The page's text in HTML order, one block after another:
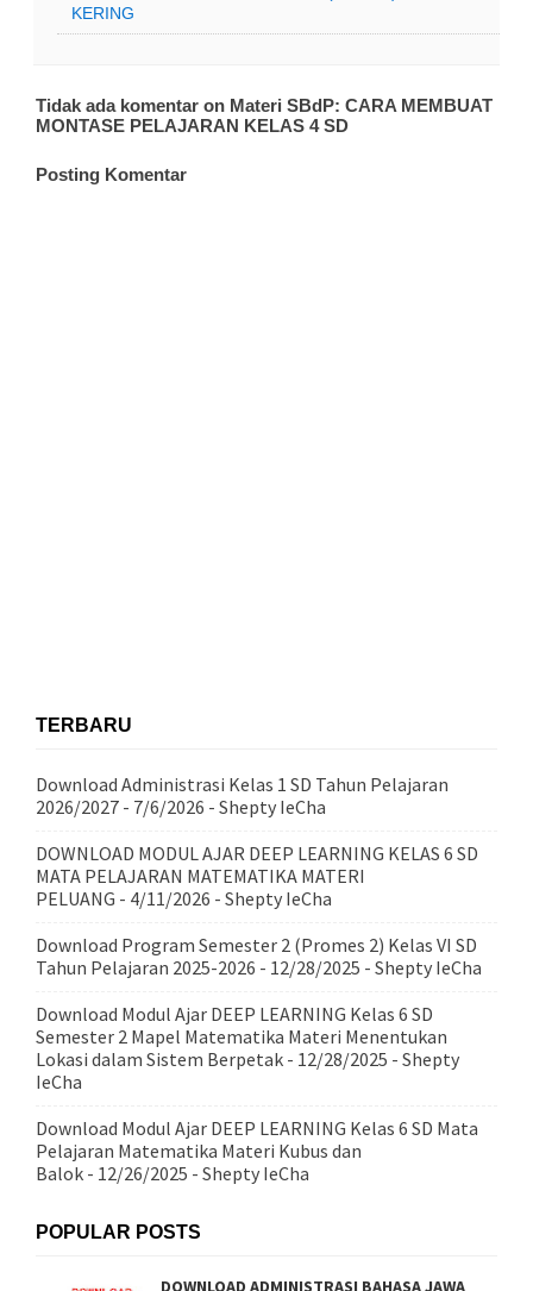
KERING
Tidak ada komentar on Materi SBdP: CARA MEMBUAT
MONTASE PELAJARAN KELAS 4 SD
Posting Komentar
TERBARU
Download Administrasi Kelas 1 SD Tahun Pelajaran
2026/2027 - 7/6/2026 - Shepty IeCha
DOWNLOAD MODUL AJAR DEEP LEARNING KELAS 6 SD
MATA PELAJARAN MATEMATIKA MATERI
PELUANG - 4/11/2026 - Shepty IeCha
Download Program Semester 2 (Promes 2) Kelas VI SD
Tahun Pelajaran 2025-2026 - 12/28/2025 - Shepty IeCha
Download Modul Ajar DEEP LEARNING Kelas 6 SD
Semester 2 Mapel Matematika Materi Menentukan
Lokasi dalam Sistem Berpetak - 12/28/2025 - Shepty
IeCha
Download Modul Ajar DEEP LEARNING Kelas 6 SD Mata
Pelajaran Matematika Materi Kubus dan
Balok - 12/26/2025 - Shepty IeCha
POPULAR POSTS
DOWNLOAD ADMINISTRASI BAHASA JAWA